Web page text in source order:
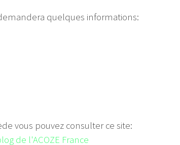
quelques informations:
vous pouvez consulter ce site:
de l'ACOZE France